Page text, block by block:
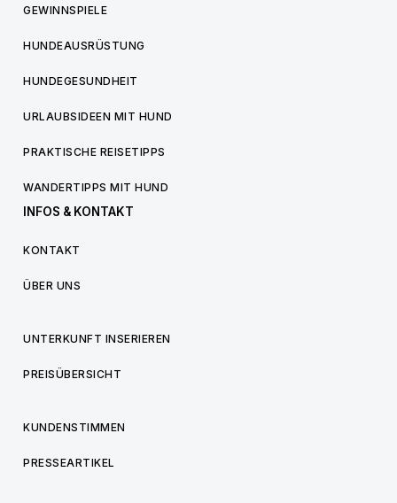
GEWINNSPIELE
HUNDEAUSRÜSTUNG
HUNDEGESUNDHEIT
URLAUBSIDEEN MIT HUND
PRAKTISCHE REISETIPPS
WANDERTIPPS MIT HUND
INFOS & KONTAKT
KONTAKT
ÜBER UNS
UNTERKUNFT INSERIEREN
PREISÜBERSICHT
KUNDENSTIMMEN
PRESSEARTIKEL